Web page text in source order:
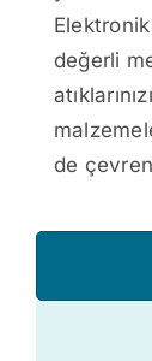
değerli
de